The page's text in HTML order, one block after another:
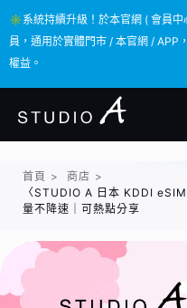
✳️系統持續升級！於本官網 ( 會員中
員，通用於實體門市 / 本官網 / APP
權益。
✳️系統持續升級！於本官網 ( 會員中
員，通用於實體門市 / 本官網 / APP
權益。
首頁 > 商店 >
〈STUDIO A 日本 KDDI
量不降速｜可熱點分享